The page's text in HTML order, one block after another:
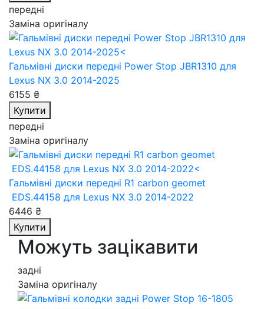
передні
Заміна оригіналу
Гальмівні диски передні Power Stop JBR1310 для
Lexus NX 3.0 2014-2025
6155 ₴
Купити
передні
Заміна оригіналу
Гальмівні диски передні R1 carbon geomet
EDS.44158 для Lexus NX 3.0 2014-2022
6446 ₴
Купити
Можуть зацікавити
задні
Заміна оригіналу